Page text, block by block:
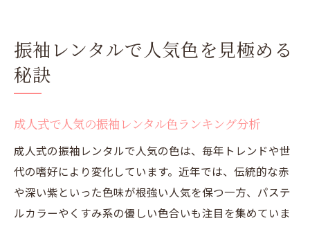
振袖レンタルで人気色を見極める
秘訣
成人式で人気の振袖レンタル色ランキング分析
成人式の振袖レンタルで人気の色は、毎年トレンドや世
代の嗜好により変化しています。近年では、伝統的な赤
や深い紫といった色味が根強い人気を保つ一方、パステ
ルカラーやくすみ系の優しい色合いも注目を集めていま